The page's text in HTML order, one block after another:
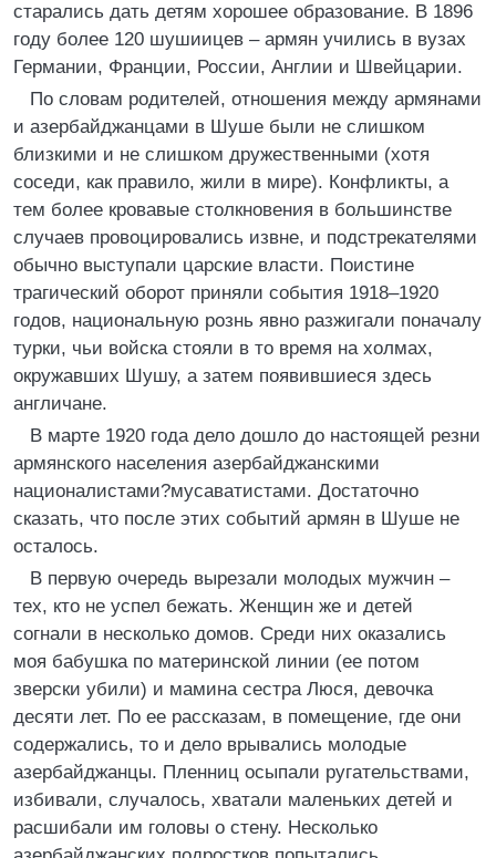
старались дать детям хорошее образование. В 1896
году более 120 шушиицев – армян учились в вузах
Германии, Франции, России, Англии и Швейцарии.
По словам родителей, отношения между армянами
и азербайджанцами в Шуше были не слишком
близкими и не слишком дружественными (хотя
соседи, как правило, жили в мире). Конфликты, а
тем более кровавые столкновения в большинстве
случаев провоцировались извне, и подстрекателями
обычно выступали царские власти. Поистине
трагический оборот приняли события 1918–1920
годов, национальную рознь явно разжигали поначалу
турки, чьи войска стояли в то время на холмах,
окружавших Шушу, а затем появившиеся здесь
англичане.
В марте 1920 года дело дошло до настоящей резни
армянского населения азербайджанскими
националистами?мусаватистами. Достаточно
сказать, что после этих событий армян в Шуше не
осталось.
В первую очередь вырезали молодых мужчин –
тех, кто не успел бежать. Женщин же и детей
согнали в несколько домов. Среди них оказались
моя бабушка по материнской линии (ее потом
зверски убили) и мамина сестра Люся, девочка
десяти лет. По ее рассказам, в помещение, где они
содержались, то и дело врывались молодые
азербайджанцы. Пленниц осыпали ругательствами,
избивали, случалось, хватали маленьких детей и
расшибали им головы о стену. Несколько